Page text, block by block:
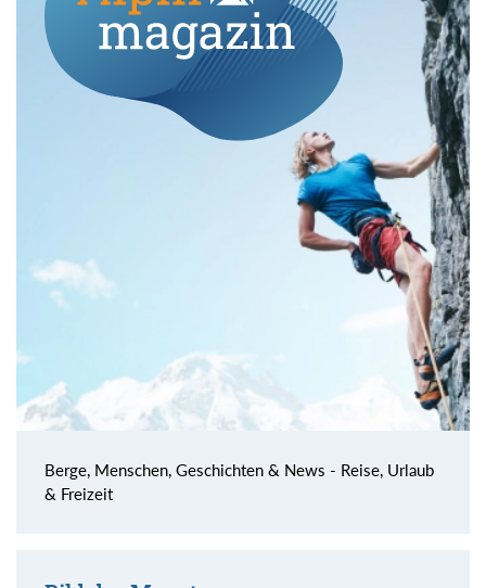
Berge, Menschen, Geschichten & News - Reise, Urlaub
& Freizeit